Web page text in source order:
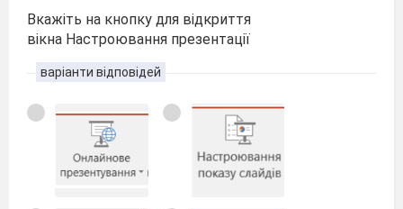
Вкажіть на кнопку для відкриття
вікна Настроювання презентації
варіанти відповідей